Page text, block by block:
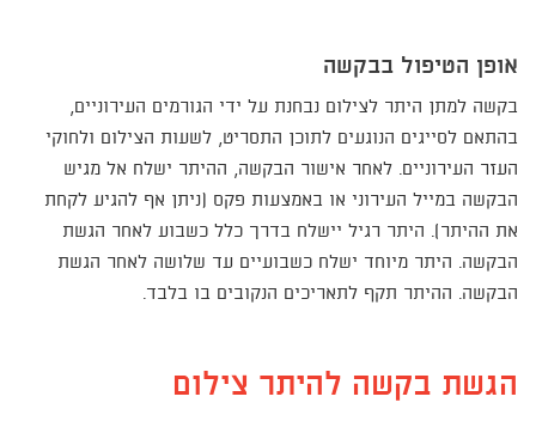
אופן הטיפול בבקשה
בקשה למתן היתר לצילום נבחנת על ידי הגורמים העירוניים,
בהתאם לסייגים הנוגעים לתוכן התסריט, לשעות הצילום ולחוקי
העזר העירוניים. לאחר אישור הבקשה, ההיתר ישלח אל מגיש
הבקשה במייל העירוני או באמצעות פקס (ניתן אף להגיע לקחת
את ההיתר). היתר רגיל יישלח בדרך כלל כשבוע לאחר הגשת
הבקשה. היתר מיוחד ישלח כשבועיים עד שלושה לאחר הגשת
הבקשה. ההיתר תקף לתאריכים הנקובים בו בלבד.
הגשת בקשה להיתר צילום